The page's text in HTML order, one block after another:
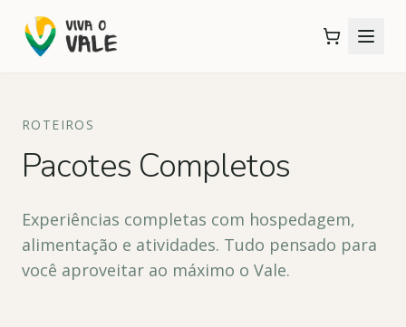
ROTEIROS
Pacotes Completos
Experiências completas com hospedagem,
alimentação e atividades. Tudo pensado para
você aproveitar ao máximo o Vale.